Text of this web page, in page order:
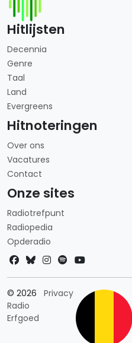
Hitlijsten
Decennia
Genre
Taal
Land
Evergreens
Hitnoteringen
Over ons
Vacatures
Contact
Onze sites
Radiotrefpunt
Radiopedia
Opderadio
© 2026
Radio
Erfgoed
PrivacyLandkeuze